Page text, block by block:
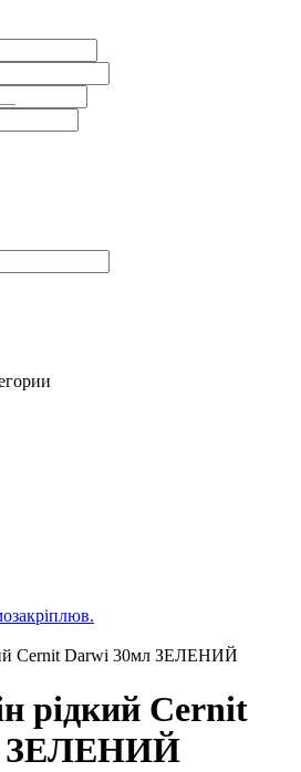
Cernit Darwi 30мл ЗЕЛЕНИЙ
рідкий Cernit
ЗЕЛЕНИЙ